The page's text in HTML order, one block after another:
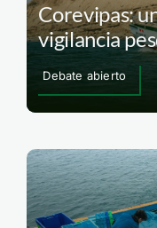
Corevipas:
vigilancia
Debate abierto